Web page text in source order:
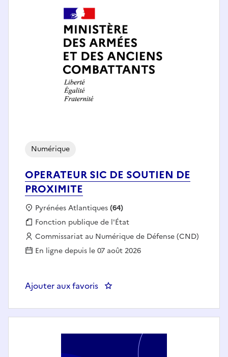
OPERATEUR SIC DE SOUTIEN DE
PROXIMITE
Numérique
Localisation :
Pyrénées Atlantiques(64)
Fonction publique :
Fonction publique de l'État
Employeur :
Commissariat au Numérique de Défense (CND)
En ligne depuis le 07 août 2026
Ajouter aux favoris : OPERATEUR SIC DE SOUTIEN